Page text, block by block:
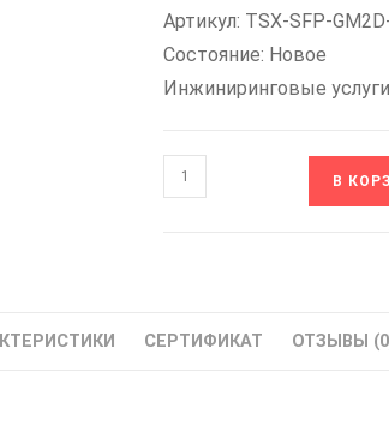
Артикул: TSX-SFP-
Состояние: Новое
Инжиниринговые
Количество
товара
05
В
СЕРТИФИКАТ ОТЗЫВЫ